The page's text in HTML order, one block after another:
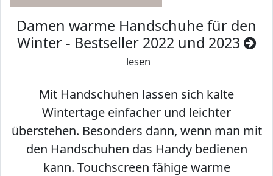
Damen warme Handschuhe für den
Winter - Bestseller 2022 und 2023
lesen
Mit Handschuhen lassen sich kalte
Wintertage einfacher und leichter
überstehen. Besonders dann, wenn man mit
den Handschuhen das Handy bedienen
kann. Touchscreen fähige warme